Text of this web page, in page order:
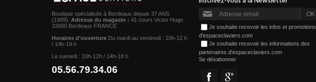
Boutique spécialisée à Bordeaux depuis 37 ANS
(1989). Adresse du magasin : 41 cours Victor Hugo
33000 Bordeaux FRANCE
Horaires d'ouverture Du mardi au vendredi : 10h-12 h
/ 14h-19 h
Le samedi : 10h-12h / 14h-18 h
05.56.79.34.06
Je souhaite recevoir les infos et promotions
d'espaceclaviers.com
Je souhaite recevoir les informations des
partenaires d'espaceclaviers.com
Se désabonner